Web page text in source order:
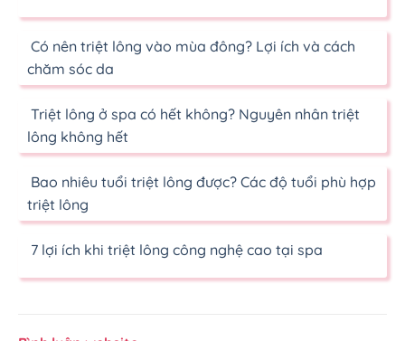
Có nên triệt lông vào mùa đông? Lợi ích và cách
chăm sóc da
Triệt lông ở spa có hết không? Nguyên nhân triệt
lông không hết
Bao nhiêu tuổi triệt lông được? Các độ tuổi phù hợp
triệt lông
7 lợi ích khi triệt lông công nghệ cao tại spa